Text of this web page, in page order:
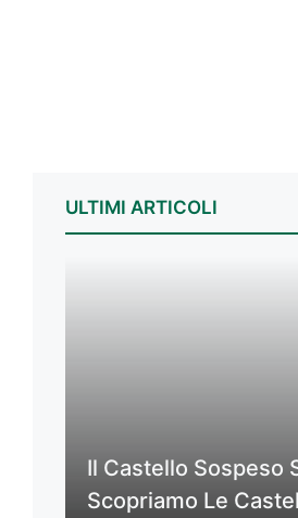
ULTIMI ARTICOLI
Il Castello Sospeso
Scopriamo Le